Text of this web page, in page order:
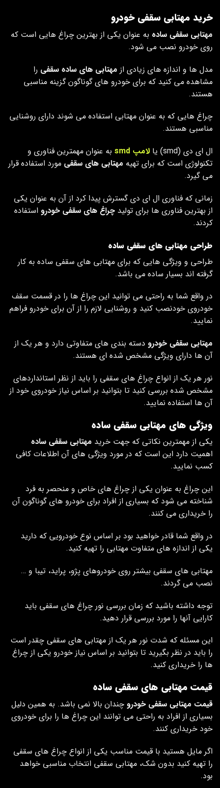
خرید مهتابی سقفی خودرو
مهتابی سقفی ساده به عنوان یکی از بهترین چراغ هایی است که
روی خودرو نصب می شود.
مدل ها و اندازه های زیادی از مهتابی های ساده سقفی را
مشاهده می ‌کنید که برای خودرو های گوناگون گزینه مناسبی
هستند.
چراغ هایی که به عنوان مهتابی استفاده می شوند دارای روشنایی
مناسبی هستند.
ال ای دی (smd) یا
لامپ smd
به عنوان مهمترین فناوری و
تکنولوژی است که برای تهیه مهتابی های سقفی مورد استفاده قرار
می ‌گیرد.
زمانی که فناوری ال ای دی گسترش پیدا کرد از آن به عنوان یکی
از بهترین فناوری ها برای تولید چراغ های سقفی خودرو استفاده
کردند.
طراحی مهتابی های سقفی ساده
طراحی و ویژگی هایی که برای مهتابی های سقفی ساده به کار
گرفته اند بسیار ساده می باشد.
در واقع شما به راحتی می توانید این چراغ ها را در قسمت سقف
خودروی خودنصب کنید و روشنایی لازم را از آن برای خودرو فراهم
نمایید.
مهتابی سقفی خودرو دسته بندی های متفاوتی دارد و هر یک از
آن ها دارای ویژگی مشخص شده ای هستند.
نور هر یک از انواع چراغ های سقفی را باید از نظر استانداردهای
مشخص شده بررسی کنید تا بتوانید بر اساس نیاز خودروی خود از
آن ها استفاده نمایید.
ویژگی های مهتابی سقفی ساده
یکی از مهمترین نکاتی که جهت خرید مهتابی سقفی ساده
اهمیت دارد این است که در مورد ویژگی های آن اطلاعات کافی
کسب نمایید.
این چراغ به عنوان یکی از چراغ های خاص و منحصر به فرد
شناخته می شود که بسیاری از افراد برای خودرو های گوناگون آن
را خریداری می‌ کنند.
در واقع شما قادر خواهید بود بر اساس نوع خودرویی که دارید
یکی از اندازه های متفاوت مهتابی را تهیه کنید.
مهتابی های سقفی بیشتر روی خودروهای پژو، پراید، تیبا و …
نصب می گردند.
توجه داشته باشید که زمان بررسی نور چراغ های سقفی باید
کارایی آنها را مورد بررسی قرار دهید.
این مسئله که شدت نور هر یک از مهتابی های سقفی چقدر است
را باید در نظر بگیرید تا بتوانید بر اساس نیاز خودرو یکی از چراغ
ها را خریداری کنید.
قیمت مهتابی های سقفی ساده
قیمت مهتابی سقفی خودرو چندان بالا نمی باشد. به همین دلیل
بسیاری از افراد به راحتی می ‌توانند این چراغ ها را برای خودروی
خود خریداری کنند.
اگر مایل هستید با قیمت مناسب یکی از انواع چراغ های سقفی
را تهیه کنید بدون شک، مهتابی سقفی انتخاب مناسبی خواهد
بود.